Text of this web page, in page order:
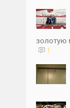
золотую
1